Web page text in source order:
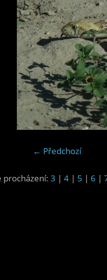
← Předchozí
procházení: 3 | 4 | 5 | 6 |